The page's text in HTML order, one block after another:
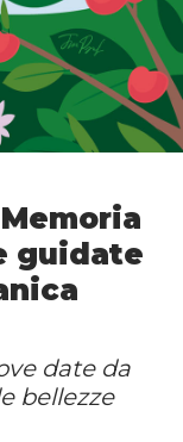
guidate
date da
bellezze